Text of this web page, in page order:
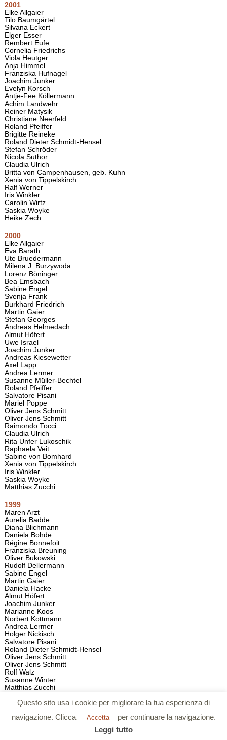
2001
Elke Allgaier
Tilo Baumgärtel
Silvana Eckert
Elger Esser
Rembert Eufe
Cornelia Friedrichs
Viola Heutger
Anja Himmel
Franziska Hufnagel
Joachim Junker
Evelyn Korsch
Antje-Fee Köllermann
Achim Landwehr
Reiner Matysik
Christiane Neerfeld
Roland Pfeiffer
Brigitte Reineke
Roland Dieter Schmidt-Hensel
Stefan Schröder
Nicola Suthor
Claudia Ulrich
Britta von Campenhausen, geb. Kuhn
Xenia von Tippelskirch
Ralf Werner
Iris Winkler
Carolin Wirtz
Saskia Woyke
Heike Zech
2000
Elke Allgaier
Eva Barath
Ute Bruedermann
Milena J. Burzywoda
Lorenz Böninger
Bea Emsbach
Sabine Engel
Svenja Frank
Burkhard Friedrich
Martin Gaier
Stefan Georges
Andreas Helmedach
Almut Höfert
Uwe Israel
Joachim Junker
Andreas Kiesewetter
Axel Lapp
Andrea Lermer
Susanne Müller-Bechtel
Roland Pfeiffer
Salvatore Pisani
Mariel Poppe
Oliver Jens Schmitt
Oliver Jens Schmitt
Raimondo Tocci
Claudia Ulrich
Rita Unfer Lukoschik
Raphaela Veit
Sabine von Bomhard
Xenia von Tippelskirch
Iris Winkler
Saskia Woyke
Matthias Zucchi
1999
Maren Arzt
Aurelia Badde
Diana Blichmann
Daniela Bohde
Régine Bonnefoit
Franziska Breuning
Oliver Bukowski
Rudolf Dellermann
Sabine Engel
Martin Gaier
Daniela Hacke
Almut Höfert
Joachim Junker
Marianne Koos
Norbert Kottmann
Andrea Lermer
Holger Nickisch
Salvatore Pisani
Roland Dieter Schmidt-Hensel
Oliver Jens Schmitt
Oliver Jens Schmitt
Rolf Walz
Susanne Winter
Matthias Zucchi
1998
Rafael Arnold
Evamarie Blattner
Questo sito usa i cookie per migliorare la tua esperienza di
navigazione. Clicca
Accetta
per continuare la navigazione.
Leggi tutto